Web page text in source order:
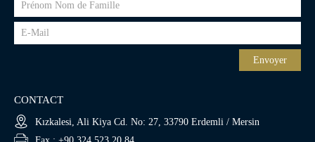
Envoyer
CONTACT
Kızkalesi, Ali Kiya Cd. No: 27, 33790 Erdemli / Mersin